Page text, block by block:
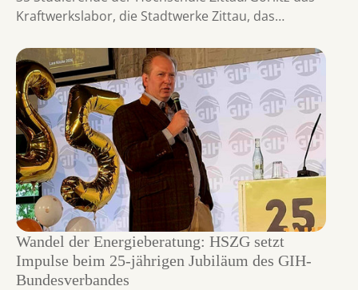
Kraftwerkslabor, die Stadtwerke Zittau, das…
Wandel der Energieberatung: HSZG setzt
Impulse beim 25-jährigen Jubiläum des GIH-
Bundesverbandes